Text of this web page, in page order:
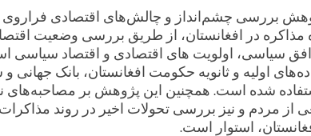
بررسی چشم‌انداز و چالش‌های اقتصادی فراروی
مذاکره در افغانستان، از طریق بررسی وضعیت
سیاسی، اولویت های اقتصادی و اقتصاد سیاسی
اولیه و ثانویه حکومت افغانستان، بانک جهانی و
شده است. همچنین این پژوهش بر مصاحبه‌های
از مردم و نیز بررسی تحولات اخیر در روند
استوار است.